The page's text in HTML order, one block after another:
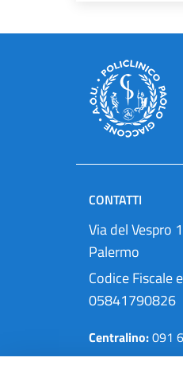
CONTATTI
Via del Vespro
Palermo
Codice Fiscale
05841790826
Centralino:091
Pec: